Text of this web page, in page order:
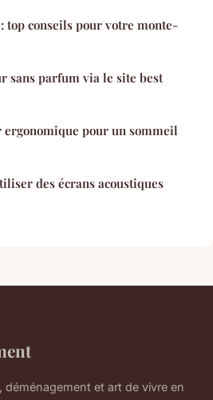
conseils pour votre monte-
sans parfum via le site best
pour un sommeil
des écrans acoustiques
déménagement et art de vivre en